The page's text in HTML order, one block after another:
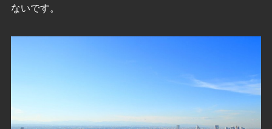
ないです。